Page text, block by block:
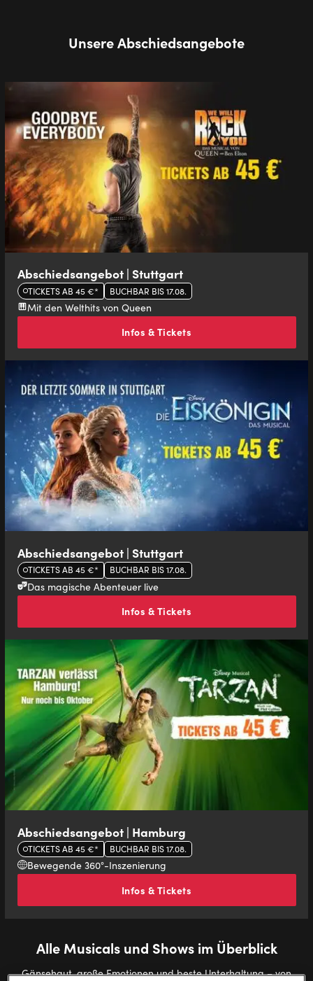
Unsere Abschiedsangebote
Abschiedsangebot | Stuttgart
TICKETS AB 45 €* BUCHBAR BIS 17.08.
Mit den Welthits von Queen
Infos & Tickets
Abschiedsangebot | Stuttgart
TICKETS AB 45 €* BUCHBAR BIS 17.08.
Das magische Abenteuer live
Infos & Tickets
Abschiedsangebot | Hamburg
TICKETS AB 45 €* BUCHBAR BIS 17.08.
Bewegende 360°-Inszenierung
Infos & Tickets
Alle Musicals und Shows im Überblick
Gänsehaut, große Emotionen und beste Unterhaltung – von